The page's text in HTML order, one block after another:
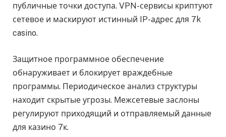
публичные точки доступа. VPN-сервисы криптуют
сетевое и маскируют истинный IP-адрес для 7k
casino.
Защитное программное обеспечение
обнаруживает и блокирует враждебные
программы. Периодическое анализ структуры
находит скрытые угрозы. Межсетевые заслоны
регулируют приходящий и отправляемый данные
для казино 7к.